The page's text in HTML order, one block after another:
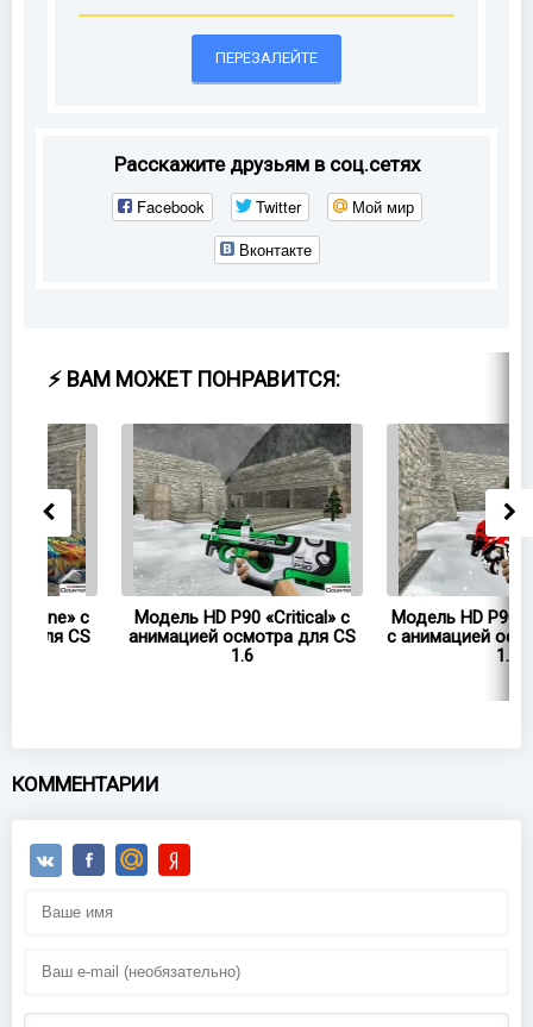
ПЕРЕЗАЛЕЙТЕ
Расскажите друзьям в соц.сетях
Facebook Twitter
Мой мир
Вконтакте
⚡ ВАМ МОЖЕТ ПОНРАВИТСЯ:
Модель HD P90 «Critical» с
анимацией осмотра для CS
Модель HD P90
с анимацией осмотра для
КОММЕНТАРИИ